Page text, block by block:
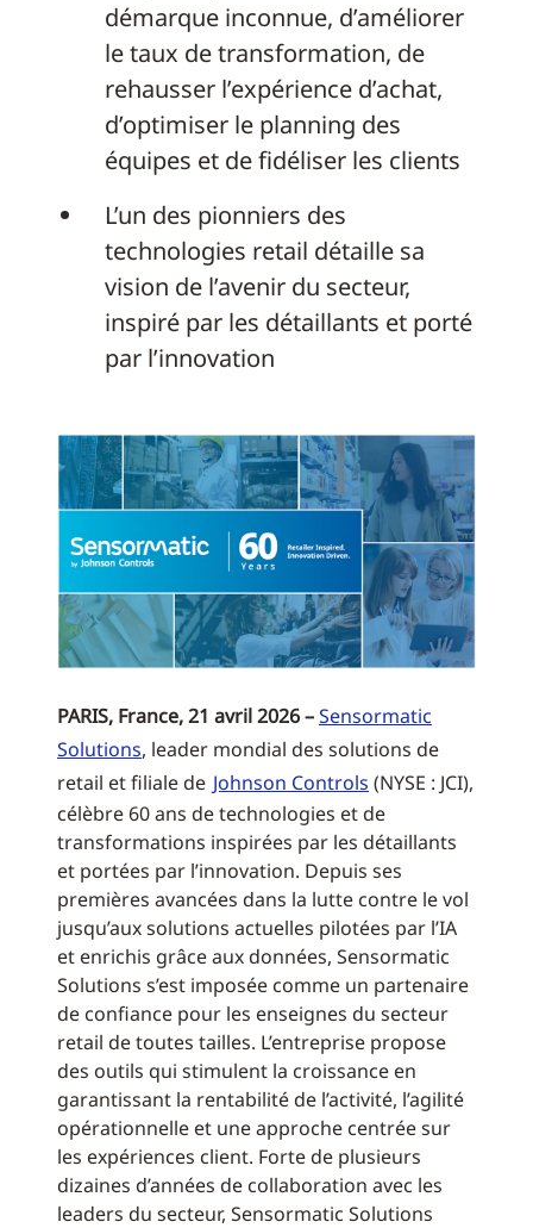
démarque inconnue, d’améliorer
le taux de transformation, de
rehausser l’expérience d’achat,
d’optimiser le planning des
équipes et de fidéliser les clients
L’un des pionniers des
technologies retail détaille sa
vision de l’avenir du secteur,
inspiré par les détaillants et porté
par l’innovation
PARIS, France, 21 avril 2026 –Sensormatic
Solutions, leader mondial des solutions de
retail et filiale de Johnson Controls (NYSE : JCI),
célèbre 60 ans de technologies et de
transformations inspirées par les détaillants
et portées par l’innovation. Depuis ses
premières avancées dans la lutte contre le vol
jusqu’aux solutions actuelles pilotées par l’IA
et enrichis grâce aux données, Sensormatic
Solutions s’est imposée comme un partenaire
de confiance pour les enseignes du secteur
retail de toutes tailles. L’entreprise propose
des outils qui stimulent la croissance en
garantissant la rentabilité de l’activité, l’agilité
opérationnelle et une approche centrée sur
les expériences client. Forte de plusieurs
dizaines d’années de collaboration avec les
leaders du secteur, Sensormatic Solutions